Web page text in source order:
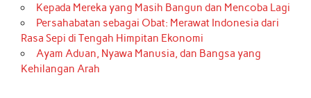
Kepada Mereka yang Masih Bangun dan Mencoba Lagi
Persahabatan sebagai Obat: Merawat Indonesia dari
Rasa Sepi di Tengah Himpitan Ekonomi
Ayam Aduan, Nyawa Manusia, dan Bangsa yang
Kehilangan Arah